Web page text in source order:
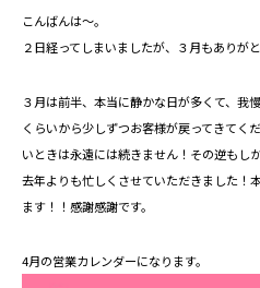
こんばんは～。
２日経ってしまいましたが、３月もありが
３月は前半、本当に静かな日が多くて、我
くらいから少しずつお客様が戻ってきてく
いときは永遠には続きません！その逆も
去年よりも忙しくさせていただきました！
ます！！感謝感謝です。
4月の営業カレンダーになります。